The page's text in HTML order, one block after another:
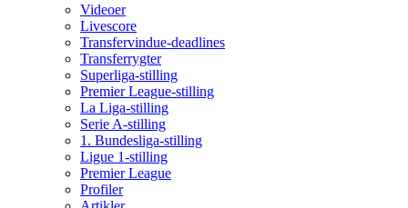
Videoer
Livescore
Transfervindue-deadlines
Transferrygter
Superliga-stilling
Premier League-stilling
La Liga-stilling
Serie A-stilling
1. Bundesliga-stilling
Ligue 1-stilling
Premier League
Profiler